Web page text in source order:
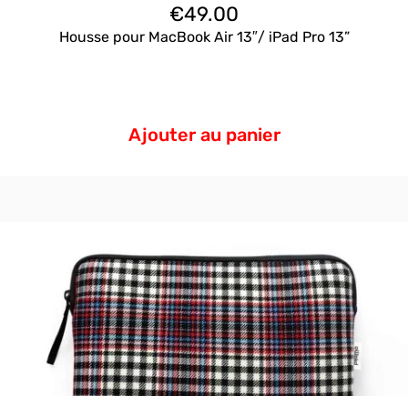
€49.00
Housse pour MacBook Air 13″/ iPad Pro 13”
Ajouter au panier